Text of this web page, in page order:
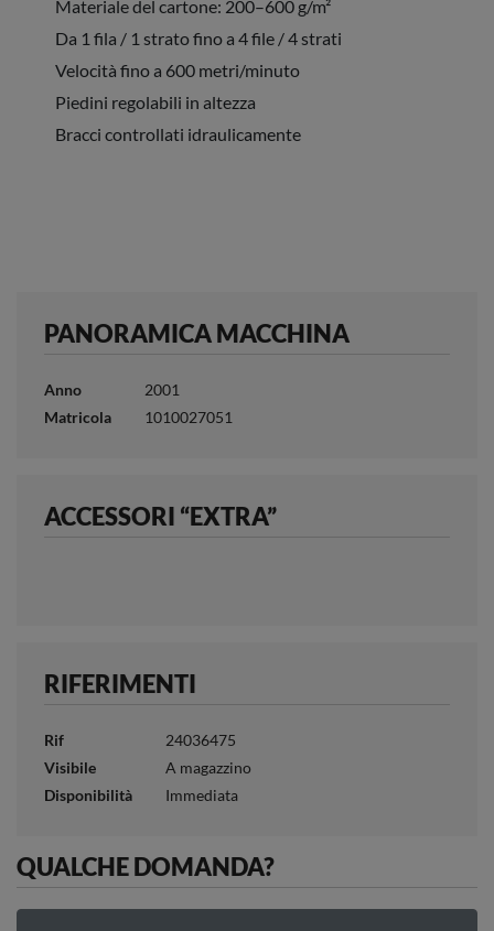
Materiale del cartone: 200–600 g/m²
Da 1 fila / 1 strato fino a 4 file / 4 strati
Velocità fino a 600 metri/minuto
Piedini regolabili in altezza
Bracci controllati idraulicamente
PANORAMICA MACCHINA
Anno
2001
Matricola
1010027051
ACCESSORI “EXTRA”
RIFERIMENTI
Rif
24036475
Visibile
A magazzino
Disponibilità
Immediata
QUALCHE DOMANDA?